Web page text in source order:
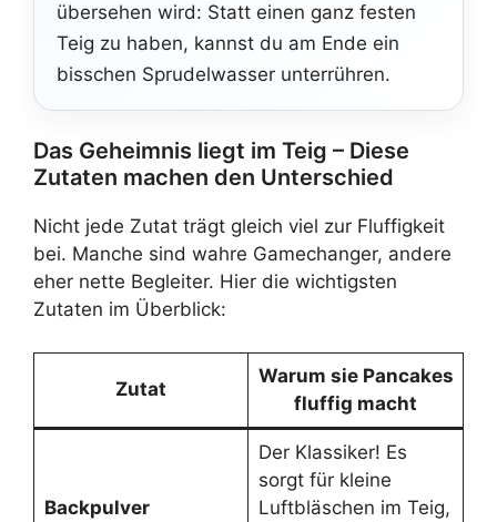
übersehen wird: Statt einen ganz festen
Teig zu haben, kannst du am Ende ein
bisschen Sprudelwasser unterrühren.
Das Geheimnis liegt im Teig – Diese
Zutaten machen den Unterschied
Nicht jede Zutat trägt gleich viel zur Fluffigkeit
bei. Manche sind wahre Gamechanger, andere
eher nette Begleiter. Hier die wichtigsten
Zutaten im Überblick:
Zutat
Warum sie Pancakes
fluffig macht
Backpulver
Der Klassiker! Es
sorgt für kleine
Luftbläschen im Teig,